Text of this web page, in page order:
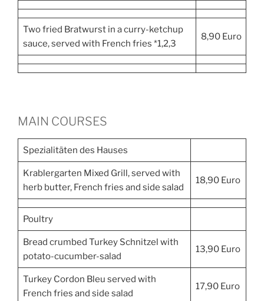
Two fried Bratwurst in a curry-ketchup
sauce, served with French fries *1,2,3
8,90 Euro
MAIN COURSES
Spezialitäten des Hauses
Krablergarten Mixed Grill, served with
herb butter, French fries and side salad
18,90 Euro
Poultry
Bread crumbed Turkey Schnitzel with
potato-cucumber-salad
13,90 Euro
Turkey Cordon Bleu served with
French fries and side salad
17,90 Euro